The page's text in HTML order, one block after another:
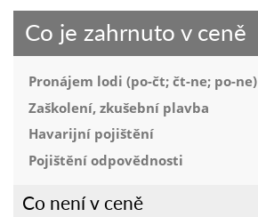
Co je zahrnuto v ceně
Pronájem lodi (po-čt; čt-ne; po-ne)
Zaškolení, zkušební plavba
Havarijní pojištění
Pojištění odpovědnosti
Co není v ceně